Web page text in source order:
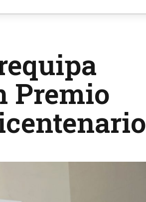
Premio